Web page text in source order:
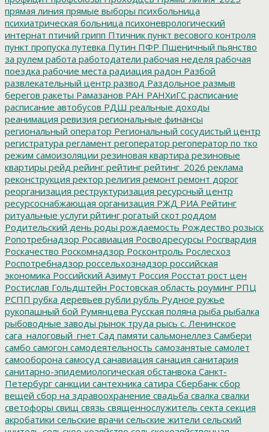
прямая линия прямые выборы психбольница
психиатрическая больница психоневрологический
интернат птичий грипп Птичник пункт весового контроля
пункт пропуска путевка Путин ПФР Пшеничный пьянство
за рулем работа работодатели рабочая неделя рабочая
поездка рабочие места радиация радон Разбой
развлекательный центр развод Раздольное размыв
берегов ракеты Рамазанов РАН РАНХиГС расписание
расписание автобусов РДШ реальные доходы
реанимация ревизия региональные финансы
региональный оператор Региональный сосудистый центр
регистратура регламент регоператор регоператор по тко
режим самоизоляции резиновая квартира резиновые
квартиры рейд рейинг рейтинг рейтинг_2026 реклама
реконструкция ректор религия ремонт ремонт дорог
реорганизация реструктуризация ресурсный центр
ресурсоснабжающая организация РЖД РИА Рейтинг
ритуальные услуги рйтинг рогатый скот роддом
Родительский день роды рождаемость Рождество розыск
Ропотребнадзор Росавиация Росводресурсы Росгвардия
Роскачество Роскомнадзор Росконтроль Рослесхоз
Роспотребнадзор россельхознадзор российская
экономика Российский Азимут Россия Росстат рост цен
Ростислав Гольдштейн Ростовская область роуминг РПЦ
РСПП рубка деревьев рубли рубль Рудное ружье
рукопашный бой Румянцева Русская поляна рыба рыбалка
рыбоводные заводы рынок труда рысь с. Ленинское
сага_налоговый_гнет Сад памяти сальмонеллез Самбери
самбо самогон самодеятельность самозанятые самолет
самооборона самосуд санавиация санация санитария
санитарно-эпидемиологическая обстанвока Санкт-
Петербург санкции сантехника сатира Сбербанк сбор
вещей сбор на здравоохранение свадьба свалка свалки
светофоры свищ связь священнослужитель секта секция
акробатики сельские врачи сельские жители сельский